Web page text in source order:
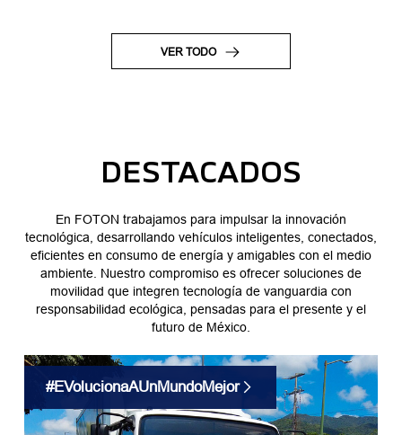
VER TODO
DESTACADOS
En FOTON trabajamos para impulsar la innovación
tecnológica, desarrollando vehículos inteligentes, conectados,
eficientes en consumo de energía y amigables con el medio
ambiente. Nuestro compromiso es ofrecer soluciones de
movilidad que integren tecnología de vanguardia con
responsabilidad ecológica, pensadas para el presente y el
futuro de México.
#EVolucionaAUnMundoMejor